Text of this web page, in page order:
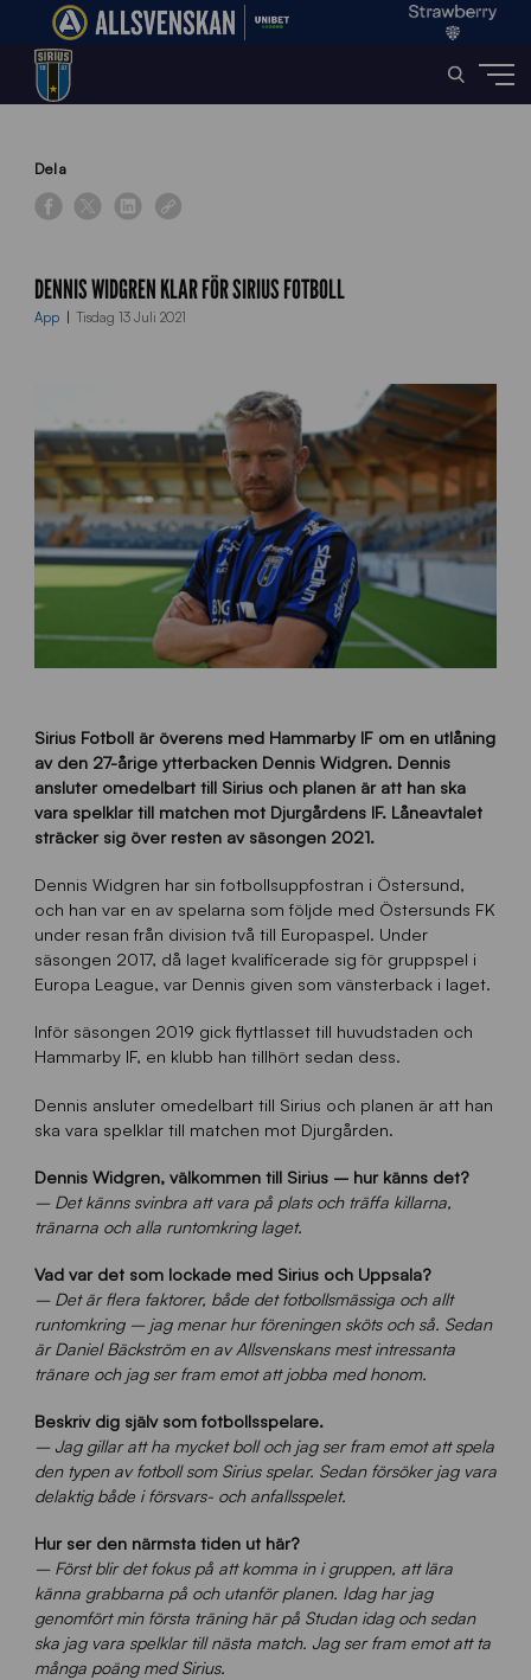
Home»
Dela
DENNIS WIDGREN KLAR FÖR SIRIUS FOTBOLL
App Tisdag 13 Juli 2021
Sirius Fotboll är överens med Hammarby IF om en utlåning
av den 27-årige ytterbacken Dennis Widgren. Dennis
ansluter omedelbart till Sirius och planen är att han ska
vara spelklar till matchen mot Djurgårdens IF. Låneavtalet
sträcker sig över resten av säsongen 2021.
Dennis Widgren har sin fotbollsuppfostran i Östersund,
och han var en av spelarna som följde med Östersunds FK
under resan från division två till Europaspel. Under
säsongen 2017, då laget kvalificerade sig för gruppspel i
Europa League, var Dennis given som vänsterback i laget.
Inför säsongen 2019 gick flyttlasset till huvudstaden och
Hammarby IF, en klubb han tillhört sedan dess.
Dennis ansluter omedelbart till Sirius och planen är att han
ska vara spelklar till matchen mot Djurgården.
Dennis Widgren, välkommen till Sirius – hur känns det?
– Det känns svinbra att vara på plats och träffa killarna,
tränarna och alla runtomkring laget.
Vad var det som lockade med Sirius och Uppsala?
– Det är flera faktorer, både det fotbollsmässiga och allt
runtomkring – jag menar hur föreningen sköts och så. Sedan
är Daniel Bäckström en av Allsvenskans mest intressanta
tränare och jag ser fram emot att jobba med honom.
Beskriv dig själv som fotbollsspelare.
– Jag gillar att ha mycket boll och jag ser fram emot att spela
den typen av fotboll som Sirius spelar. Sedan försöker jag vara
delaktig både i försvars- och anfallsspelet.
Hur ser den närmsta tiden ut här?
– Först blir det fokus på att komma in i gruppen, att lära
känna grabbarna på och utanför planen. Idag har jag
genomfört min första träning här på Studan idag och sedan
ska jag vara spelklar till nästa match. Jag ser fram emot att ta
många poäng med Sirius.